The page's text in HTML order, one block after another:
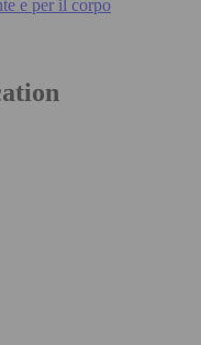
e per il corpo